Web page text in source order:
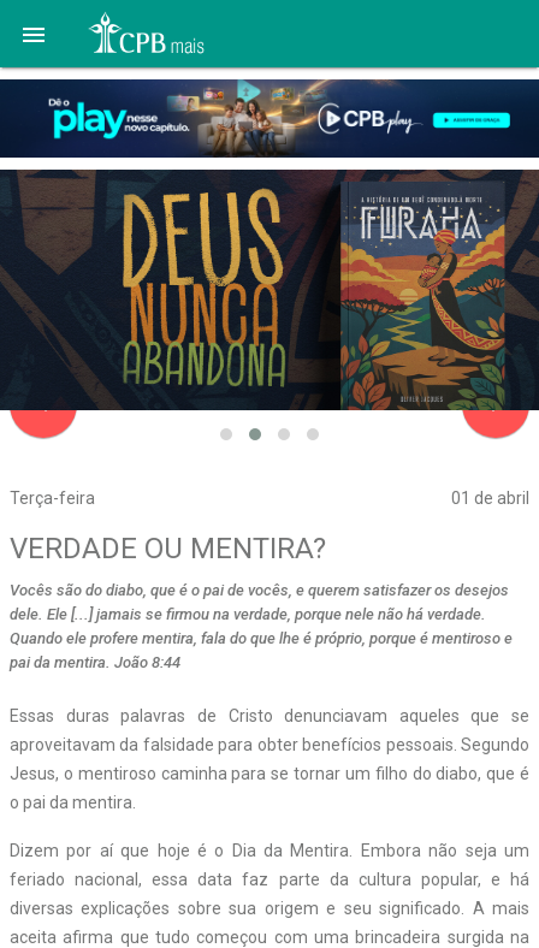

Terça-feira 01 de abril
navigate_before
VERDADE OU MENTIRA?
Vocês são do diabo, que é o pai de vocês, e querem satisfazer os desejos
dele. Ele [...] jamais se firmou na verdade, porque nele não há verdade.
Quando ele profere mentira, fala do que lhe é próprio, porque é mentiroso e
pai da mentira. João 8:44
Essas duras palavras de Cristo denunciavam aqueles que se
aproveitavam da falsidade para obter benefícios pessoais. Segundo
Jesus, o mentiroso caminha para se tornar um filho do diabo, que é
o pai da mentira.
Dizem por aí que hoje é o Dia da Mentira. Embora não seja um
feriado nacional, essa data faz parte da cultura popular, e há
diversas explicações sobre sua origem e seu significado. A mais
aceita afirma que tudo começou com uma brincadeira surgida na
navigate_next